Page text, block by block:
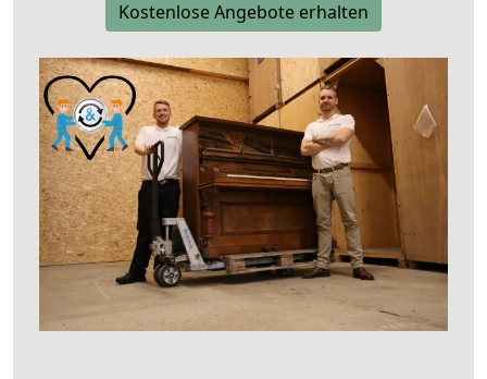
Kostenlose Angebote erhalten